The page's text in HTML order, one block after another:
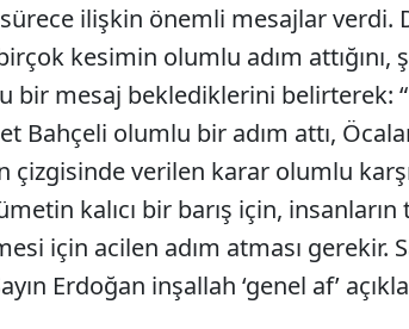
ilişkin önemli mesajlar verdi.
kesimin olumlu adım attığını,
bir mesaj beklediklerini belirterek:
Bahçeli olumlu bir adım attı,
çizgisinde verilen karar olumlu
kalıcı bir barış için,
için acilen adım atması gerekir.
Erdoğan inşallah ‘genel af’